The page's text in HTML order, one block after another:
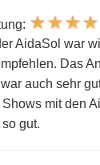
★★★★
AidaSol war
Das
auch sehr
mit den
gut.